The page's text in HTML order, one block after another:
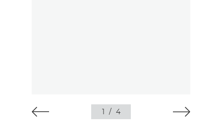
1 / 4